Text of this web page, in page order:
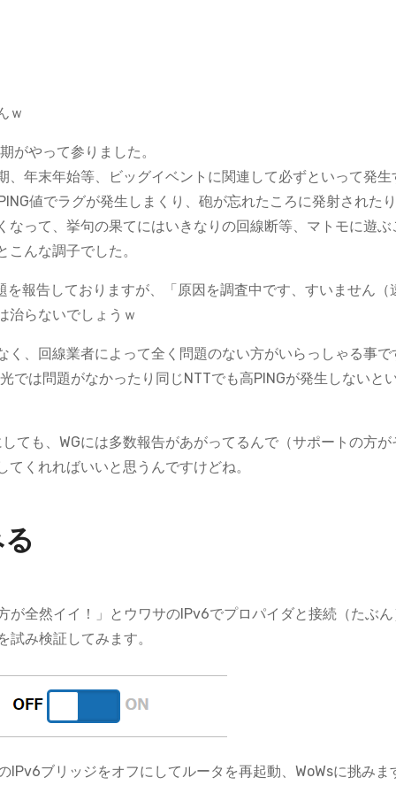
ｗ
がやって参りました。
年末年始等、ビッグイベントに関連して必ずといって発生
値でラグが発生しまくり、砲が忘れたころに発射された
って、挙句の果てにはいきなりの回線断等、マトモに遊ぶ
んな調子でした。
報告しておりますが、「原因を調査中です、すいません（
治らないでしょうｗ
、回線業者によって全く問題のない方がいらっしゃる事で
は問題がなかったり同じNTTでも高PINGが発生しないと
ても、WGには多数報告があがってるんで（サポートの方が
くれればいいと思うんですけどね。
全然イイ！」とウワサのIPv6でプロパイダと接続（たぶ
み検証してみます。
ブリッジをオフにしてルータを再起動、WoWsに挑みま